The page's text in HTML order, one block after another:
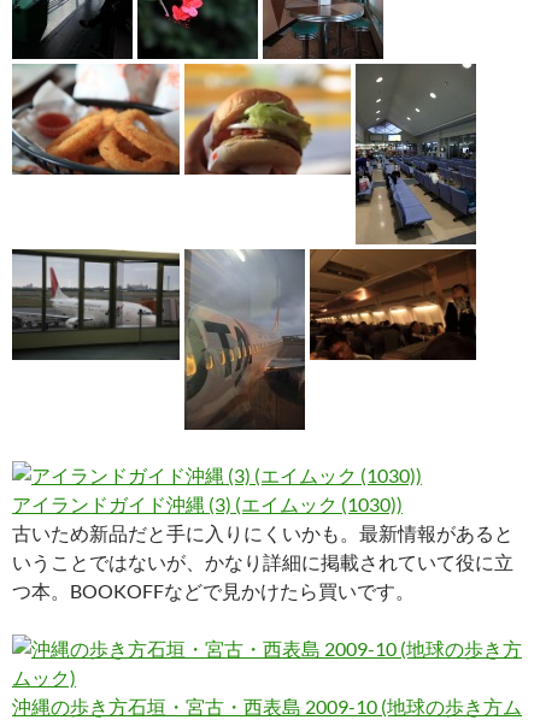
アイランドガイド沖縄 (3) (エイムック (1030))
古いため新品だと手に入りにくいかも。最新情報があると
いうことではないが、かなり詳細に掲載されていて役に立
つ本。BOOKOFFなどで見かけたら買いです。
沖縄の歩き方石垣・宮古・西表島 2009-10 (地球の歩き方ム